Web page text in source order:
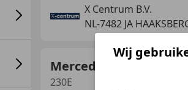
X Centrum B.V.
NL-7482 JA
Mercedes-Benz 230
230E
Wij